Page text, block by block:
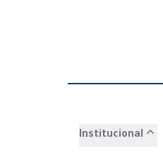
Institucional